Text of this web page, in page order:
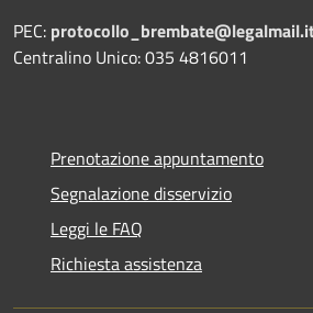
PEC:
Centralino Unico: 035 4816011
Prenotazione appuntamento
Segnalazione disservizio
Leggi le FAQ
Richiesta assistenza